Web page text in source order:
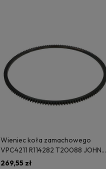
Wieniec koła zamachowego
VPC4211 R114282 T20088 JOHN
DEERE
269,55 zł